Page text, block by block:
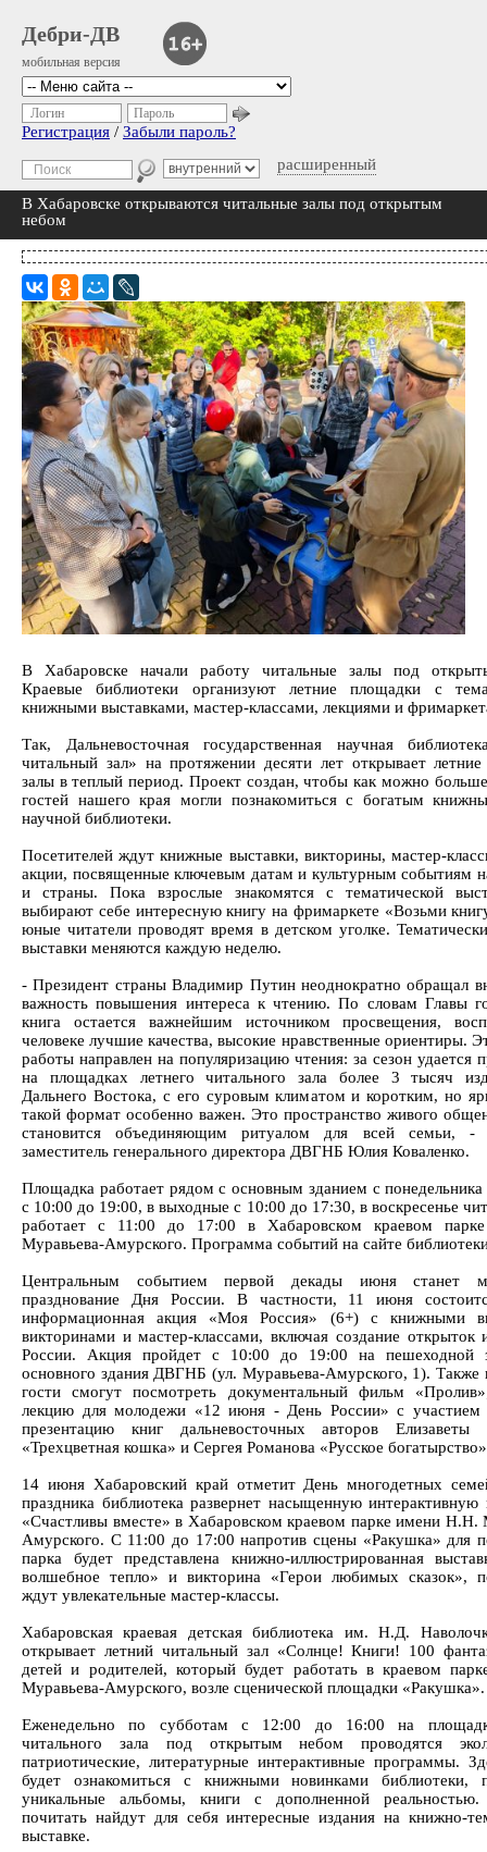
Дебри-ДВ
мобильная версия
расширенный
Логин Пароль
Регистрация / Забыли пароль?
В Хабаровске открываются читальные залы под открытым
небом
В Хабаровске начали работу читальные залы под
Краевые библиотеки организуют летние площадки с
книжными выставками, мастер-классами, лекциями и
Так, Дальневосточная государственная научная
читальный зал» на протяжении десяти лет открывает летние
залы в теплый период. Проект создан, чтобы как можно
гостей нашего края могли познакомиться с богатым
научной библиотеки.
Посетителей ждут книжные выставки, викторины, мастер-
акции, посвященные ключевым датам и культурным событиям
и страны. Пока взрослые знакомятся с тематической
выбирают себе интересную книгу на фримаркете «Возьми
юные читатели проводят время в детском уголке.
выставки меняются каждую неделю.
- Президент страны Владимир Путин неоднократно обращал
важность повышения интереса к чтению. По словам Главы
книга остается важнейшим источником просвещения,
человеке лучшие качества, высокие нравственные ориентиры.
работы направлен на популяризацию чтения: за сезон удается
на площадках летнего читального зала более 3 тысяч
Дальнего Востока, с его суровым климатом и коротким, но
такой формат особенно важен. Это пространство живого
становится объединяющим ритуалом для всей семьи, -
заместитель генерального директора ДВГНБ Юлия Коваленко.
Площадка работает рядом с основным зданием с понедельника
с 10:00 до 19:00, в выходные с 10:00 до 17:30, в воскресенье
работает с 11:00 до 17:00 в Хабаровском краевом
Муравьева-Амурского. Программа событий на сайте
Центральным событием первой декады июня станет
празднование Дня России. В частности, 11 июня
информационная акция «Моя Россия» (6+) с книжными
викторинами и мастер-классами, включая создание открыток
России. Акция пройдет с 10:00 до 19:00 на пешеходной
основного здания ДВГНБ (ул. Муравьева-Амурского, 1). Также
гости смогут посмотреть документальный фильм
лекцию для молодежи «12 июня - День России» с участием
презентацию книг дальневосточных авторов Елизаветы
«Трехцветная кошка» и Сергея Романова «Русское
14 июня Хабаровский край отметит День многодетных
праздника библиотека развернет насыщенную
«Счастливы вместе» в Хабаровском краевом парке имени Н.Н.
Амурского. С 11:00 до 17:00 напротив сцены «Ракушка» для
парка будет представлена книжно-иллюстрированная
волшебное тепло» и викторина «Герои любимых сказок»,
ждут увлекательные мастер-классы.
Хабаровская краевая детская библиотека им. Н.Д.
открывает летний читальный зал «Солнце! Книги! 100
детей и родителей, который будет работать в краевом
Муравьева-Амурского, возле сценической площадки «Ракушка».
Еженедельно по субботам с 12:00 до 16:00 на
читального зала под открытым небом проводятся
патриотические, литературные интерактивные программы.
будет ознакомиться с книжными новинками библиотеки,
уникальные альбомы, книги с дополненной
почитать найдут для себя интересные издания на книжно-
выставке.